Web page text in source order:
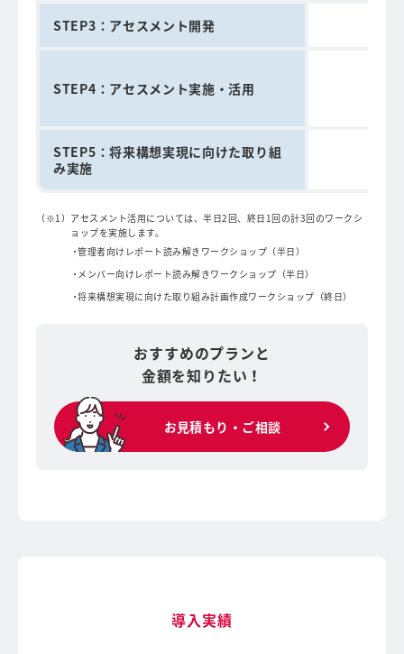
STEP3：アセスメント開発
STEP4：アセスメント実施・活用
STEP5：将来構想実現に向けた取り組
み実施
アセスメント活用については、半日2回、終日1回の計3回のワークシ
ョップを実施します。
管理者向けレポート読み解きワークショップ（半日）
メンバー向けレポート読み解きワークショップ（半日）
将来構想実現に向けた取り組み計画作成ワークショップ（終日）
おすすめのプランと
金額を知りたい！
お見積もり・ご相談
導入実績